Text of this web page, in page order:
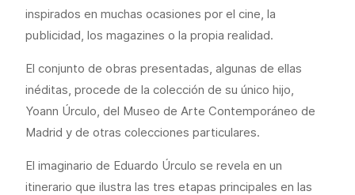
inspirados en muchas ocasiones por el cine, la
publicidad, los magazines o la propia realidad.
El conjunto de obras presentadas, algunas de ellas
inéditas, procede de la colección de su único hijo,
Yoann Úrculo, del Museo de Arte Contemporáneo de
Madrid y de otras colecciones particulares.
El imaginario de Eduardo Úrculo se revela en un
itinerario que ilustra las tres etapas principales en las